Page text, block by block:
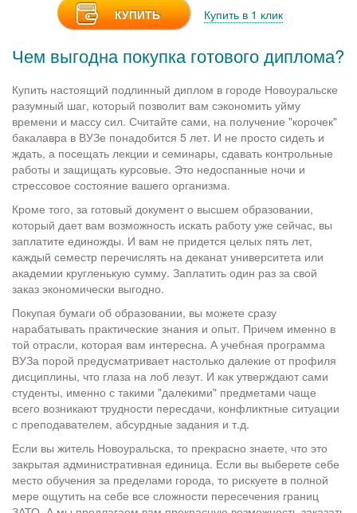
КУПИТЬ Купить в 1 клик
Чем выгодна покупка готового диплома?
Купить настоящий подлинный диплом в городе Новоуральске
разумный шаг, который позволит вам сэкономить уйму
времени и массу сил. Считайте сами, на получение "корочек"
бакалавра в ВУЗе понадобится 5 лет. И не просто сидеть и
ждать, а посещать лекции и семинары, сдавать контрольные
работы и защищать курсовые. Это недоспанные ночи и
стрессовое состояние вашего организма.
Кроме того, за готовый документ о высшем образовании,
который дает вам возможность искать работу уже сейчас, вы
заплатите единожды. И вам не придется целых пять лет,
каждый семестр перечислять на деканат университета или
академии кругленькую сумму. Заплатить один раз за свой
заказ экономически выгодно.
Покупая бумаги об образовании, вы можете сразу
нарабатывать практические знания и опыт. Причем именно в
той отрасли, которая вам интересна. А учебная программа
ВУЗа порой предусматривает настолько далекие от профиля
дисциплины, что глаза на лоб лезут. И как утверждают сами
студенты, именно с такими "далекими" предметами чаще
всего возникают трудности пересдачи, конфликтные ситуации
с преподавателем, абсурдные задания и т.д.
Если вы житель Новоуральска, то прекрасно знаете, что это
закрытая административная единица. Если вы выберете себе
место обучения за пределами города, то рискуете в полной
мере ощутить на себе все сложности пересечения границ